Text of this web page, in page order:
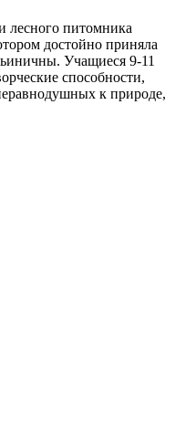
лесного питомника
достойно приняла
Учащиеся 9-11
способности,
к природе,